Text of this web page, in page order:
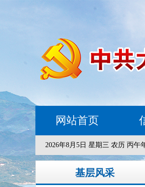
网站首页
2026年8月5日 星期三 农历 丙午
基层风采